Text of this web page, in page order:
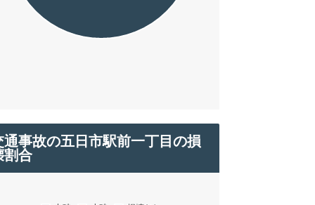
通事故の五日市駅前一丁目の損
割合